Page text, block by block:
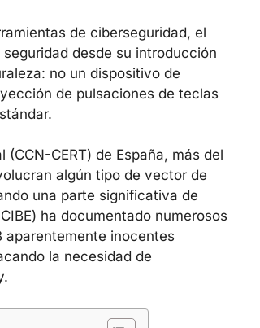
de ciberseguridad, el
desde su introducción
no un dispositivo de
de pulsaciones de teclas
CERT) de España, más del
algún tipo de vector de
una parte significativa de
ha documentado numerosos
aparentemente inocentes
la necesidad de